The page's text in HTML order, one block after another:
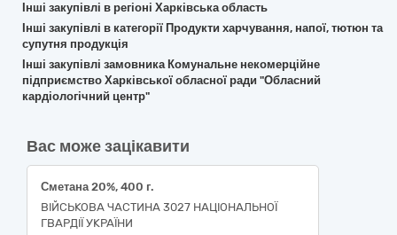
Інші закупівлі в регіоні Харківська область
Інші закупівлі в категорії Продукти харчування, напої, тютюн та
супутня продукція
Інші закупівлі замовника Комунальне некомерційне
підприємство Харківської обласної ради "Обласний
кардіологічний центр"
Вас може зацікавити
Сметана 20%, 400 г.
ВІЙСЬКОВА ЧАСТИНА 3027 НАЦІОНАЛЬНОЇ
ГВАРДІЇ УКРАЇНИ